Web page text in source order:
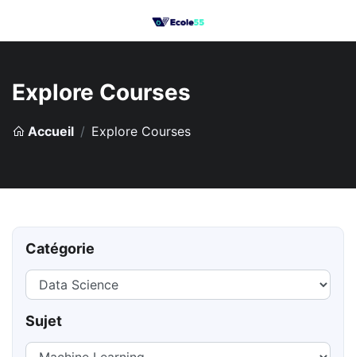
Explore Courses
Accueil Explore Courses
Catégorie
Sujet